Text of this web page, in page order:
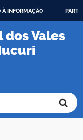
À INFORMAÇÃO
dos Vales